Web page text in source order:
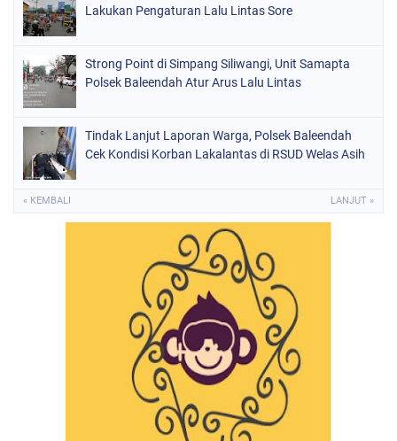
Lakukan Pengaturan Lalu Lintas Sore
Strong Point di Simpang Siliwangi, Unit Samapta
Polsek Baleendah Atur Arus Lalu Lintas
Tindak Lanjut Laporan Warga, Polsek Baleendah
Cek Kondisi Korban Lakalantas di RSUD Welas Asih
« KEMBALI LANJUT »